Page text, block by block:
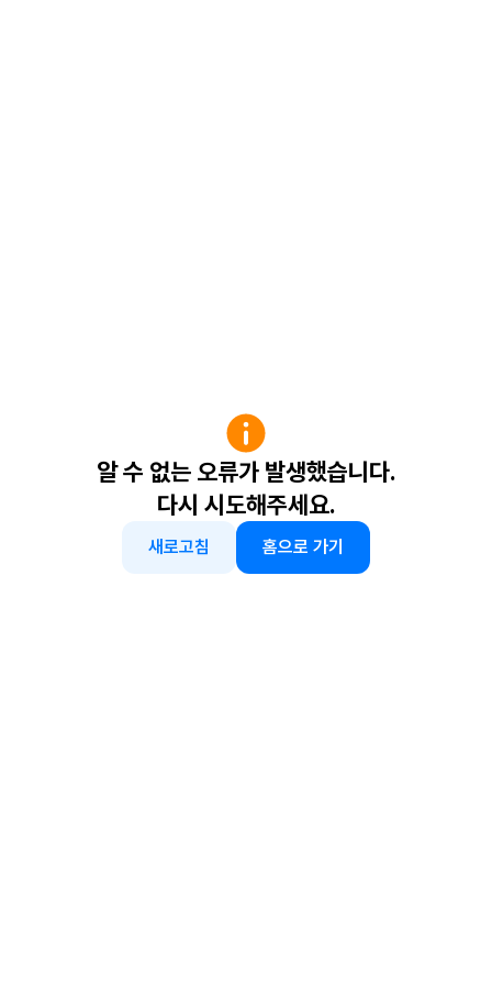
알 수 없는 오류가 발생했습니다.
다시 시도해주세요.
새로고침 홈으로 가기